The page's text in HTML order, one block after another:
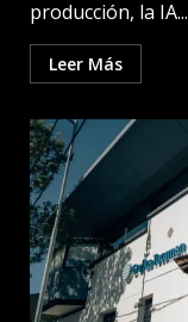
producción, la IA...
Leer Más